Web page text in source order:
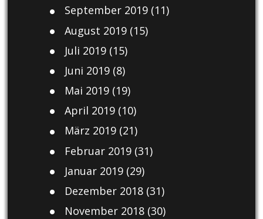
September 2019(11)
August 2019(15)
Juli 2019(15)
Juni 2019(8)
Mai 2019(19)
April 2019(10)
März 2019(21)
Februar 2019(31)
Januar 2019(29)
Dezember 2018(31)
November 2018(30)